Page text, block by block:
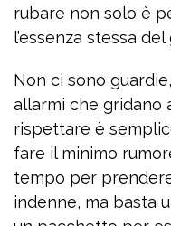
rubare non solo è
l’essenza stessa del
Non ci sono
allarmi che gridano
rispettare è
fare il minimo
tempo per
indenne, ma basta